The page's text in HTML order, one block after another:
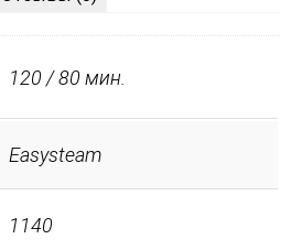
120 / 80 мин.
Easysteam
1140